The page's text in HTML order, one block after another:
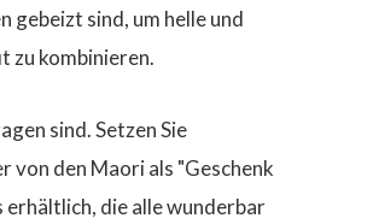
gebeizt sind, um helle und
zu kombinieren.
sind. Setzen Sie
von den Maori als "Geschenk
erhältlich, die alle wunderbar